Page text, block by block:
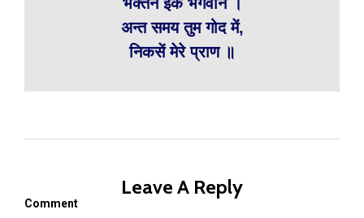
अन्त समय तुम गोद में,
निकसें मेरे प्राण ॥
Leave A Reply
Comment